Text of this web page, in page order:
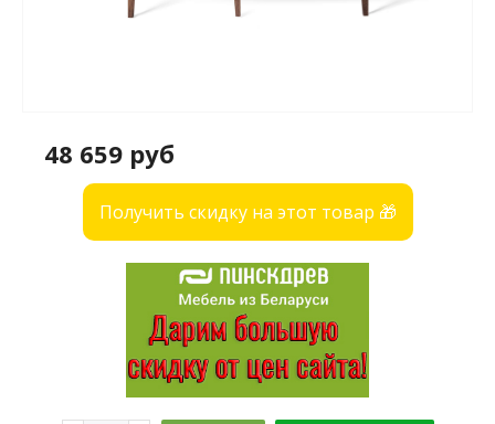
48 659 руб
Получить скидку на этот товар 🎁